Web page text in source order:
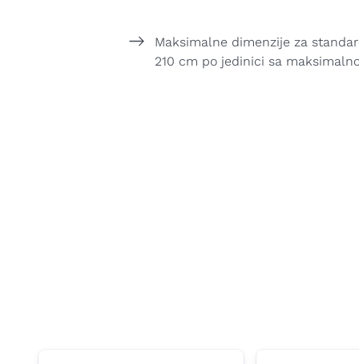
Maksimalne dimenzije za
210 cm po jedinici sa